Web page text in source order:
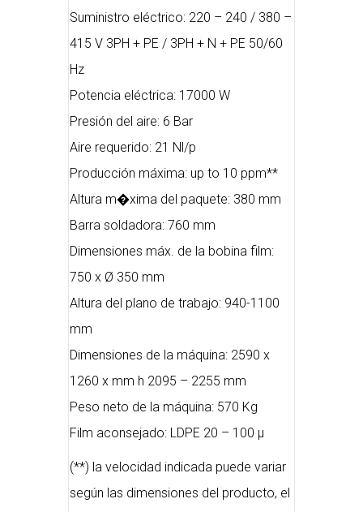
Suministro eléctrico: 220 – 240 / 380 –
415 V 3PH + PE / 3PH + N + PE 50/60
Hz
Potencia eléctrica: 17000 W
Presión del aire: 6 Bar
Aire requerido: 21 Nl/p
Producción máxima: up to 10 ppm**
Altura m�xima del paquete: 380 mm
Barra soldadora: 760 mm
Dimensiones máx. de la bobina film:
750 x Ø 350 mm
Altura del plano de trabajo: 940-1100
mm
Dimensiones de la máquina: 2590 x
1260 x mm h 2095 – 2255 mm
Peso neto de la máquina: 570 Kg
Film aconsejado: LDPE 20 – 100 µ
(**) la velocidad indicada puede variar
según las dimensiones del producto, el